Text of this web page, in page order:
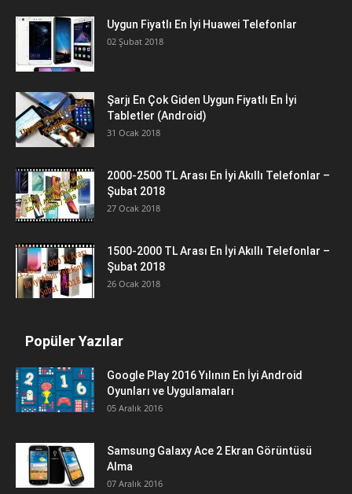
Uygun Fiyatlı En İyi Huawei Telefonlar
02 Şubat 2018
Şarjı En Çok Giden Uygun Fiyatlı En İyi
Tabletler (Android)
31 Ocak 2018
2000-2500 TL Arası En İyi Akıllı Telefonlar –
Şubat 2018
27 Ocak 2018
1500-2000 TL Arası En İyi Akıllı Telefonlar –
Şubat 2018
26 Ocak 2018
Popüler Yazılar
Google Play 2016 Yılının En İyi Android
Oyunları ve Uygulamaları
05 Aralık 2016
Samsung Galaxy Ace 2 Ekran Görüntüsü
Alma
07 Aralık 2016